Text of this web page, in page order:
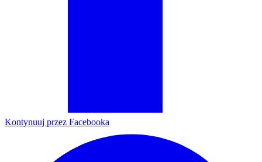
Kontynuuj przez Facebooka